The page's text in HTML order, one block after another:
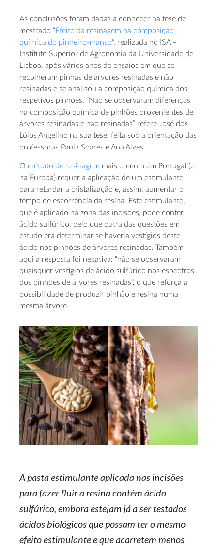
As conclusões foram dadas a conhecer na tese de
mestrado “Efeito da resinagem na composição
química do pinheiro-manso”, realizada no ISA –
Instituto Superior de Agronomia da Universidade de
Lisboa, após vários anos de ensaios em que se
recolheram pinhas de árvores resinadas e não
resinadas e se analisou a composição química dos
respetivos pinhões. “Não se observaram diferenças
na composição química de pinhões provenientes de
árvores resinadas e não resinadas” refere José dos
Lóios Angelino na sua tese, feita sob a orientação das
professoras Paula Soares e Ana Alves.
O método de resinagem mais comum em Portugal (e
na Europa) requer a aplicação de um estimulante
para retardar a cristalização e, assim, aumentar o
tempo de escorrência da resina. Este estimulante,
que é aplicado na zona das incisões, pode conter
ácido sulfúrico, pelo que outra das questões em
estudo era determinar se haveria vestígios deste
ácido nos pinhões de árvores resinadas. Também
aqui a resposta foi negativa: “não se observaram
quaisquer vestígios de ácido sulfúrico nos espectros
dos pinhões de árvores resinadas”, o que reforça a
possibilidade de produzir pinhão e resina numa
mesma árvore.
A pasta estimulante aplicada nas incisões
para fazer fluir a resina contém ácido
sulfúrico, embora estejam já a ser testados
ácidos biológicos que possam ter o mesmo
efeito estimulante e que acarretem menos